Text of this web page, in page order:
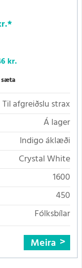
*
kr.
Til afgreiðslu strax
Á lager
Indigo áklæði
Crystal White
1600
450
Fólksbílar
Meira